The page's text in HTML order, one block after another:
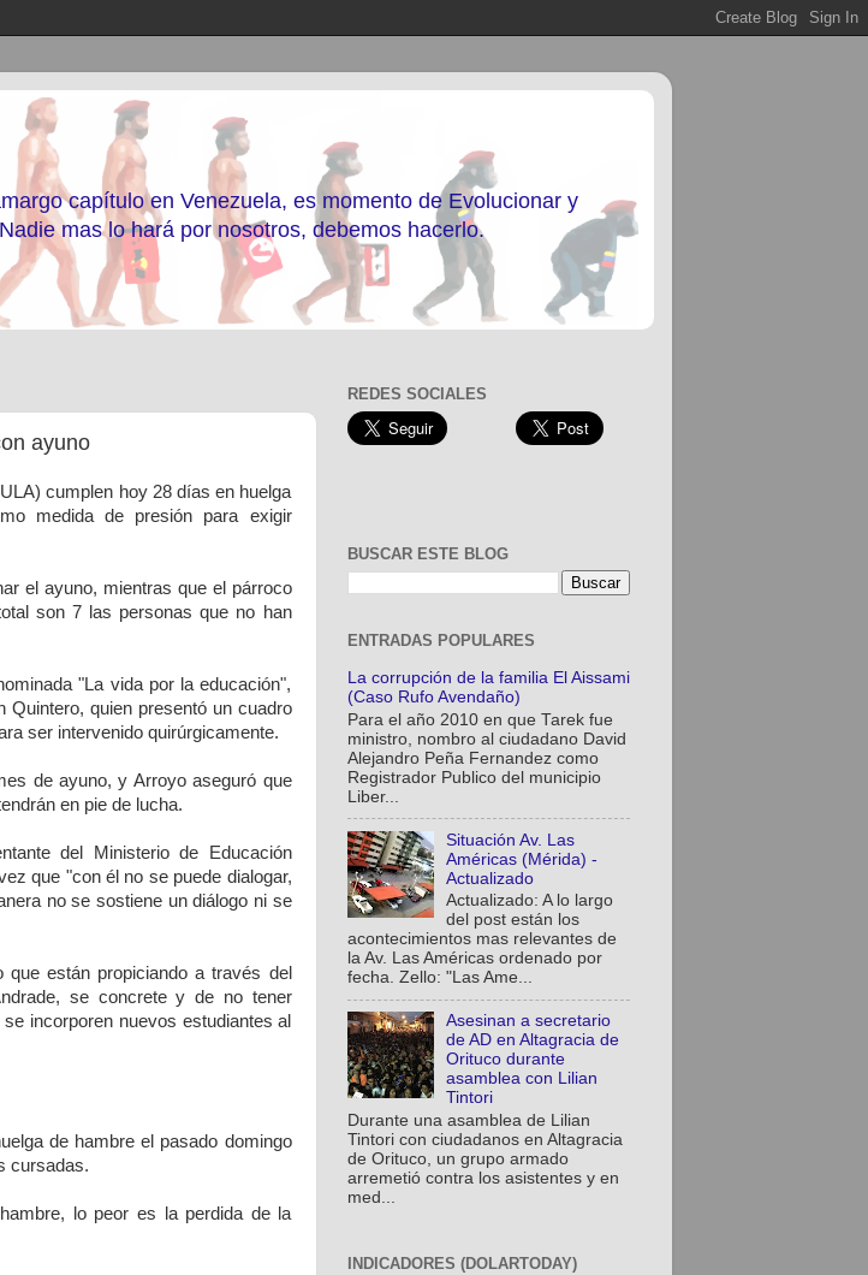
capítulo en Venezuela, es momento de Evolucionar y
mas lo hará por nosotros, debemos hacerlo.
ayuno
cumplen hoy 28 días en huelga
medida de presión para exigir
el ayuno, mientras que el párroco
son 7 las personas que no han
"La vida por la educación",
Quintero, quien presentó un cuadro
ser intervenido quirúrgicamente.
de ayuno, y Arroyo aseguró que
en pie de lucha.
del Ministerio de Educación
que "con él no se puede dialogar,
no se sostiene un diálogo ni se
están propiciando a través del
se concrete y de no tener
incorporen nuevos estudiantes al
de hambre el pasado domingo
cursadas.
lo peor es la perdida de la
REDES SOCIALES
BUSCAR ESTE BLOG
ENTRADAS POPULARES
La corrupción de la familia El Aissami
(Caso Rufo Avendaño)
Para el año 2010 en que Tarek fue
ministro, nombro al ciudadano David
Alejandro Peña Fernandez como
Registrador Publico del municipio
Liber...
Situación Av. Las
Américas (Mérida) -
Actualizado
Actualizado: A lo largo
del post están los
acontecimientos mas relevantes de
la Av. Las Américas ordenado por
fecha. Zello: "Las Ame...
Asesinan a secretario
de AD en Altagracia de
Orituco durante
asamblea con Lilian
Tintori
Durante una asamblea de Lilian
Tintori con ciudadanos en Altagracia
de Orituco, un grupo armado
arremetió contra los asistentes y en
med...
INDICADORES (DOLARTODAY)